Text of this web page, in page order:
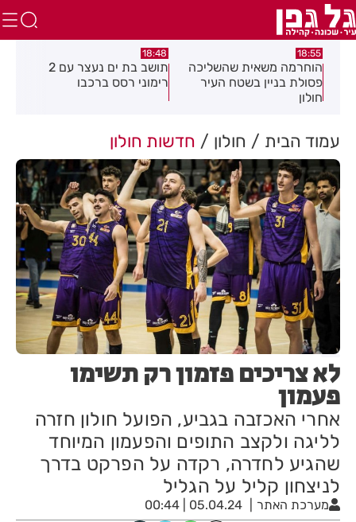
18:48
תושב בת ים נעצר עם 2
רימוני רסס ברכבו
16:21
יום שני ברציפות: שני שוהים
בלתי חוקיים אותרו ברמת גן
עמוד הבית חולון חדשות חולון
לא צריכים פזמון רק תשימו
פעמון
אחרי האכזבה בגביע, הפועל חולון חזרה
לליגה ולקצב התופים והפעמון המיוחד
שהגיע לחדרה, רקדה על הפרקט בדרך
לניצחון קליל על הגליל
מערכת האתר 05.04.24 | 00:44